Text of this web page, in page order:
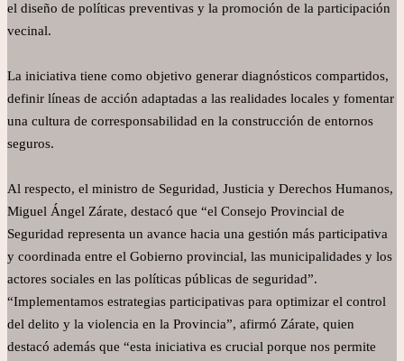
el diseño de políticas preventivas y la promoción de la participación
vecinal.
La iniciativa tiene como objetivo generar diagnósticos compartidos,
definir líneas de acción adaptadas a las realidades locales y fomentar
una cultura de corresponsabilidad en la construcción de entornos
seguros.
Al respecto, el ministro de Seguridad, Justicia y Derechos Humanos,
Miguel Ángel Zárate, destacó que “el Consejo Provincial de
Seguridad representa un avance hacia una gestión más participativa
y coordinada entre el Gobierno provincial, las municipalidades y los
actores sociales en las políticas públicas de seguridad”.
“Implementamos estrategias participativas para optimizar el control
del delito y la violencia en la Provincia”, afirmó Zárate, quien
destacó además que “esta iniciativa es crucial porque nos permite